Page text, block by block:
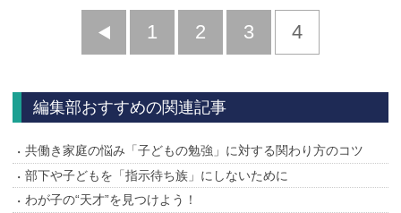
前
1 2 3 4
編集部おすすめの関連記事
共働き家庭の悩み「子どもの勉強」に対する関わり方のコツ
部下や子どもを「指示待ち族」にしないために
わが子の“天才”を見つけよう！